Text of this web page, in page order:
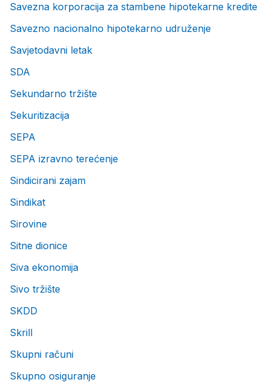
Savezna korporacija za stambene hipotekarne kredite
Savezno nacionalno hipotekarno udruženje
Savjetodavni letak
SDA
Sekundarno tržište
Sekuritizacija
SEPA
SEPA izravno terećenje
Sindicirani zajam
Sindikat
Sirovine
Sitne dionice
Siva ekonomija
Sivo tržište
SKDD
Skrill
Skupni računi
Skupno osiguranje